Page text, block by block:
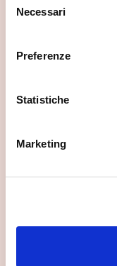
delNecessari
Preferenze
Statistiche
Marketing
Se vuoi scoprire di
spunti utili.